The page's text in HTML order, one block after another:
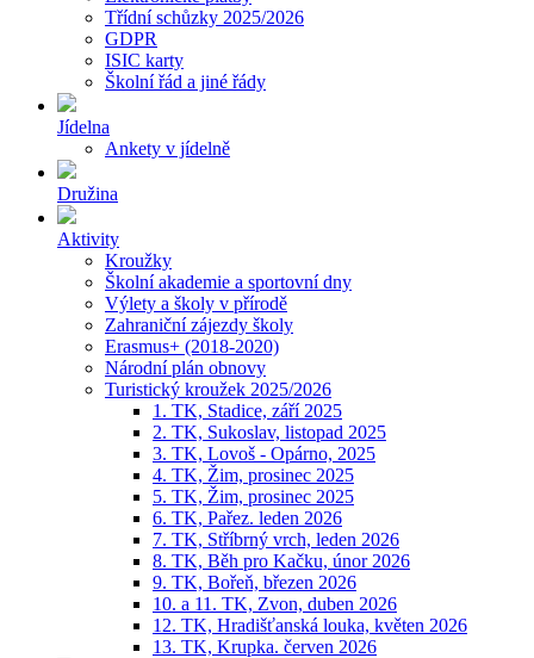
Třídní schůzky 2025/2026
GDPR
ISIC karty
Školní řád a jiné řády
Jídelna
Ankety v jídelně
Družina
Aktivity
Kroužky
Školní akademie a sportovní dny
Výlety a školy v přírodě
Zahraniční zájezdy školy
Erasmus+ (2018-2020)
Národní plán obnovy
Turistický kroužek 2025/2026
1. TK, Stadice, září 2025
2. TK, Sukoslav, listopad 2025
3. TK, Lovoš - Opárno, 2025
4. TK, Žim, prosinec 2025
5. TK, Žim, prosinec 2025
6. TK, Pařez. leden 2026
7. TK, Stříbrný vrch, leden 2026
8. TK, Běh pro Kačku, únor 2026
9. TK, Bořeň, březen 2026
10. a 11. TK, Zvon, duben 2026
12. TK, Hradišťanská louka, květen 2026
13. TK, Krupka. červen 2026